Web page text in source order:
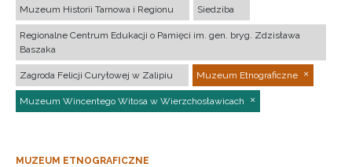
Muzeum Historii Tarnowa i Regionu Siedziba
Regionalne Centrum Edukacji o Pamięci im. gen. bryg. Zdzisława
Baszaka
Zagroda Felicji Curyłowej w Zalipiu Muzeum Etnograficzne
Muzeum Wincentego Witosa w Wierzchosławicach
MUZEUM ETNOGRAFICZNE